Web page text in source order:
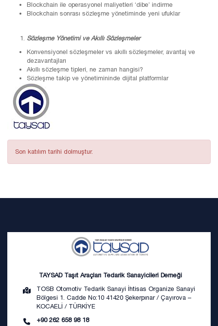
Blockchain ile operasyonel maliyetleri ‘dibe’ indirme
Blockchain sonrası sözleşme yönetiminde yeni ufuklar
Sözleşme Yönetimi ve Akıllı Sözleşmeler
Konvensiyonel sözleşmeler vs akıllı sözleşmeler, avantaj ve
dezavantajları
Akıllı sözleşme tipleri, ne zaman hangisi?
Sözleşme takip ve yönetimininde dijital platformlar
Son katılım tarihi dolmuştur.
TAYSAD Taşıt Araçları Tedarik Sanayicileri Derneği
TOSB Otomotiv Tedarik Sanayi İhtisas Organize Sanayi
Bölgesi 1. Cadde No:10 41420 Şekerpınar / Çayırova –
KOCAELİ / TÜRKİYE
+90 262 658 98 18